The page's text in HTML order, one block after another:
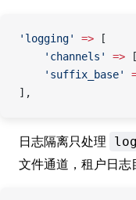
'logging' => [
    'channels'
=> [
    'suffix_base'
],
日志隔离只处理
文件通道，租户日志